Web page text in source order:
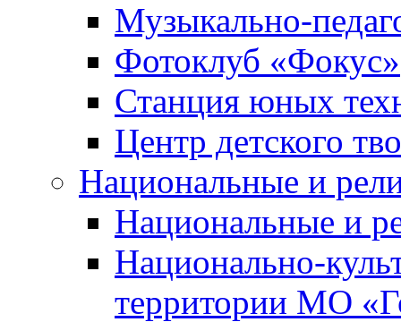
Музыкально-
Фотоклуб «Фокус»
Станция юных
Центр детского
Национальные и
Национальные и
Национально-
территории МО